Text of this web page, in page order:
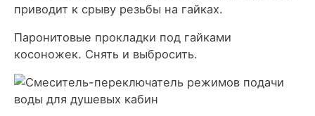
приводит к срыву резьбы на гайках.
Паронитовые прокладки под гайками
косоножек. Снять и выбросить.